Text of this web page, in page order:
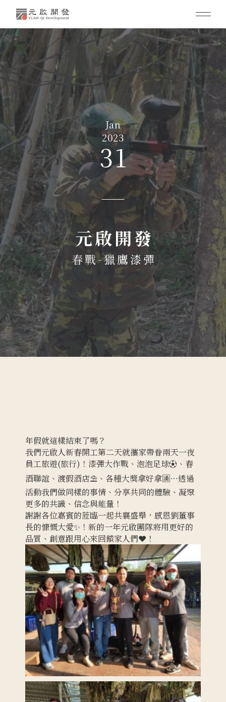
Jan
2023
31
元啟開發
春戰-獵鷹漆彈
年假就這樣結束了嗎？
我們元啟人新春開工第二天就攜家帶眷兩天一夜
員工旅遊(旅行)！漆彈大作戰、泡泡足球⚽️、春
酒聯誼、渡假酒店⛱️、各種大獎拿好拿🈵️⋯透過
活動我們做同樣的事情、分享共同的體驗、凝聚
更多的共識、信念與能量！
謝謝各位嘉賓的蒞臨一起共襄盛舉，感恩劉董事
長的慷慨大愛✨！新的一年元啟團隊將用更好的
品質、創意跟用心來回饋家人們❤️！